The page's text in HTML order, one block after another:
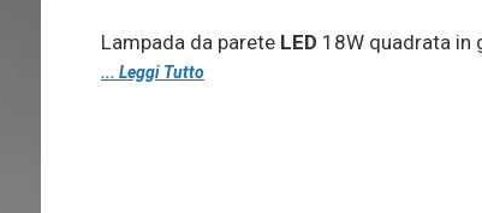
Lampada da parete LED 18W quadrata in
... Leggi Tutto